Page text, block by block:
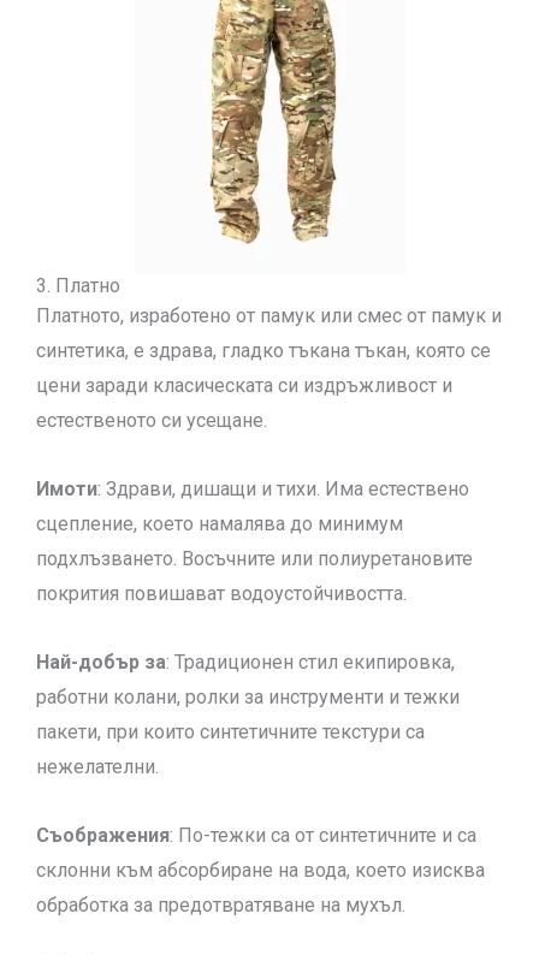
3. Платно
Платното, изработено от памук или смес от памук и
синтетика, е здрава, гладко тъкана тъкан, която се
цени заради класическата си издръжливост и
естественото си усещане.
Имоти: Здрави, дишащи и тихи. Има естествено
сцепление, което намалява до минимум
подхлъзването. Восъчните или полиуретановите
покрития повишават водоустойчивостта.
Най-добър за: Традиционен стил екипировка,
работни колани, ролки за инструменти и тежки
пакети, при които синтетичните текстури са
нежелателни.
Съображения: По-тежки са от синтетичните и са
склонни към абсорбиране на вода, което изисква
обработка за предотвратяване на мухъл.